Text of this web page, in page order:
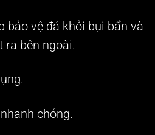
bảo vệ đá khỏi bụi bẩn và
ra bên ngoài.
chóng.